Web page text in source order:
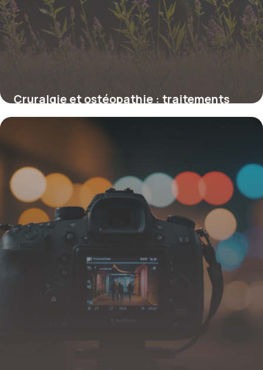
Cruralgie et ostéopathie : traitements
naturels et efficaces